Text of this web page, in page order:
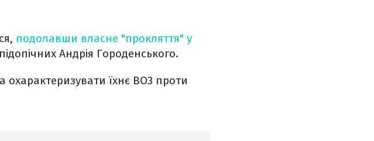
подолавши власне "прокляття" у
Андрія Городенського.
їхнє BO3 проти